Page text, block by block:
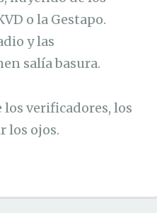
o la Gestapo.
y las
salía basura.
verificadores, los
los ojos.